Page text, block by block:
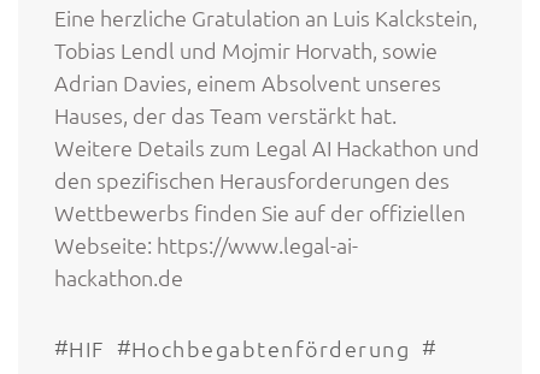
Eine herzliche Gratulation an Luis Kalckstein,
Tobias Lendl und Mojmir Horvath, sowie
Adrian Davies, einem Absolvent unseres
Hauses, der das Team verstärkt hat.
Weitere Details zum Legal AI Hackathon und
den spezifischen Herausforderungen des
Wettbewerbs finden Sie auf der offiziellen
Webseite: https://www.legal-ai-
hackathon.de
#HIF #Hochbegabtenförderung #